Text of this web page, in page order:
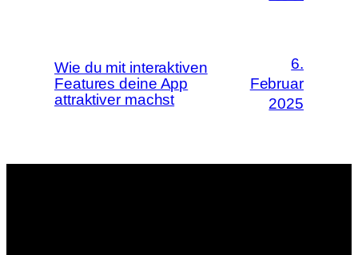
Wie du mit interaktiven
Features deine App
attraktiver machst
6.
Februar
2025